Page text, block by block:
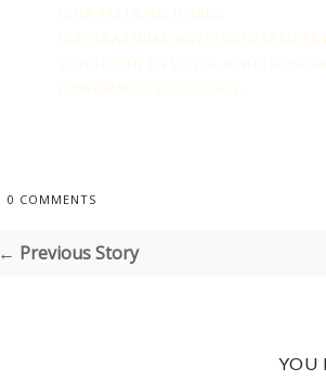
NOTICIAS DESDE JUAREZ
NUESTRAS HIJAS, SON NUESTRAS
YO NO ESTOY EN VENTA, di NO a la trata de
el INFIERNO en Ciudad Juarez.
0 COMMENTS
← Previous Story
YOU